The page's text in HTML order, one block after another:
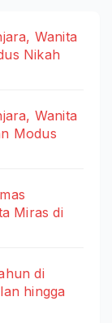
Wanita
Nikah
Wanita
Modus
Miras di
di
hingga